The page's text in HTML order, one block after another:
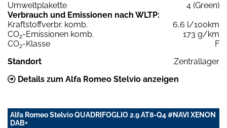
Umweltplakette
4 (Green)
Verbrauch und Emissionen nach WLTP:
Kraftstoffverbr. komb.
6,6 l/100km
CO2-Emissionen komb.
173 g/km
CO2-Klasse
F
Standort
Zentrallager
Details zum Alfa Romeo Stelvio anzeigen
Alfa Romeo Stelvio QUADRIFOGLIO 2.9 AT8-Q4 #NAVI XENON
DAB+